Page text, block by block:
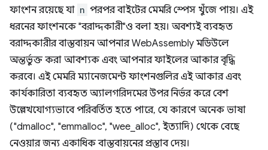
ফাংশন রয়েছে যা n পরপর বাইটের মেমরি স্পেস খুঁজে পায়। এই
ধরনের ফাংশনকে "বরাদ্দকারী"ও বলা হয়। অবশ্যই ব্যবহৃত
বরাদ্দকারীর বাস্তবায়ন আপনার WebAssembly মডিউলে
অন্তর্ভুক্ত করা আবশ্যক এবং আপনার ফাইলের আকার বৃদ্ধি
করবে। এই মেমরি ম্যানেজমেন্ট ফাংশনগুলির এই আকার এবং
কার্যকারিতা ব্যবহৃত অ্যালগরিদমের উপর নির্ভর করে বেশ
উল্লেখযোগ্যভাবে পরিবর্তিত হতে পারে, যে কারণে অনেক ভাষা
("dmalloc", "emmalloc", "wee_alloc", ইত্যাদি) থেকে বেছে
নেওয়ার জন্য একাধিক বাস্তবায়নের প্রস্তাব দেয়।